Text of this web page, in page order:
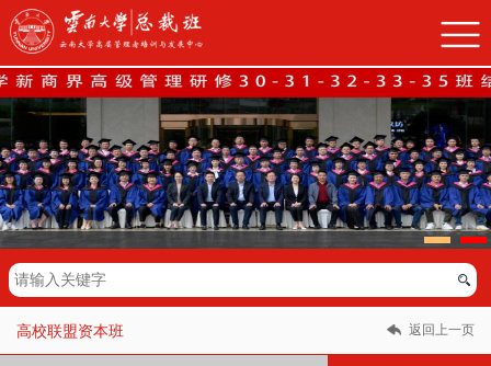
高校联盟资本班 返回上一页